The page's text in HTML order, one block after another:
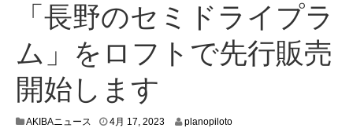
「長野のセミドライプラ
ム」をロフトで先行販売
開始します
AKIBAニュース 4月 17, 20234
planopiloto